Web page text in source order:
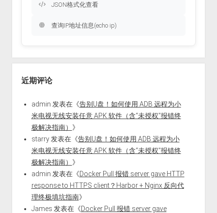
JSON格式化查看
查询IP地址信息(echo ip)
近期评论
admin 发表在《告别U盘！如何使用 ADB 远程为小
米电视无线安装任意 APK 软件（含“未授权”报错终
极解决指南） 》
starry发表在《告别U盘！如何使用 ADB 远程为小
米电视无线安装任意 APK 软件（含“未授权”报错终
极解决指南） 》
admin 发表在《Docker Pull 报错 server gave HTTP
response to HTTPS client？Harbor + Nginx 反向代
理终极填坑指南》
James 发表在《Docker Pull 报错 server gave